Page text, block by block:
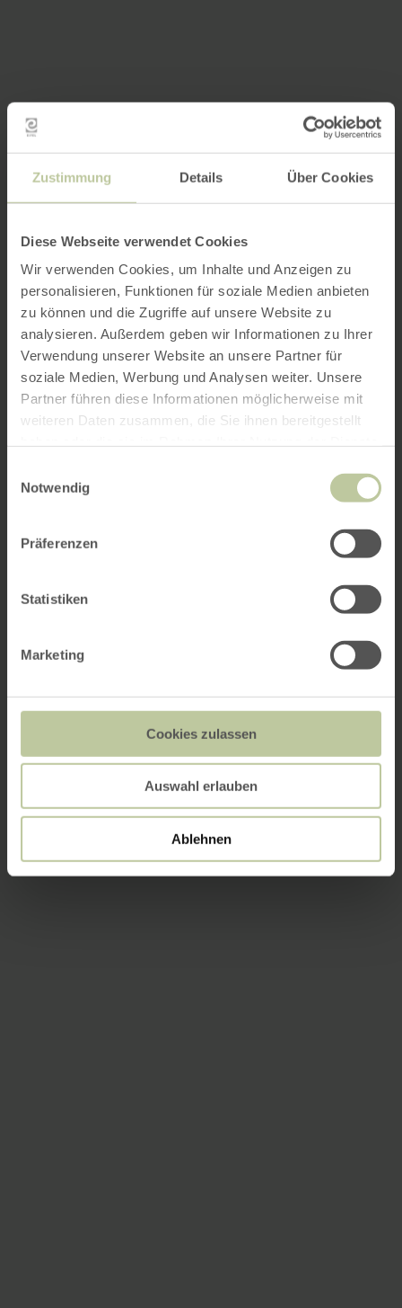
Zustimmung Details Über Cookies
Diese Webseite verwendet Cookies
Wir verwenden Cookies, um Inhalte und Anzeigen zu
personalisieren, Funktionen für soziale Medien anbieten
zu können und die Zugriffe auf unsere Website zu
analysieren. Außerdem geben wir Informationen zu Ihrer
Verwendung unserer Website an unsere Partner für
soziale Medien, Werbung und Analysen weiter. Unsere
Partner führen diese Informationen möglicherweise mit
weiteren Daten zusammen, die Sie ihnen bereitgestellt
Notwendig
Präferenzen
Statistiken
Marketing
Cookies zulassen
Auswahl erlauben
Ablehnen